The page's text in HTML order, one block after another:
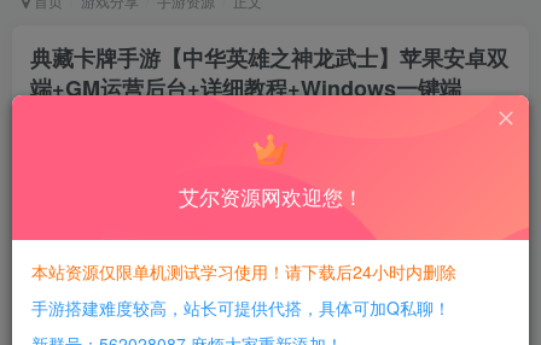
现在赞助会员享受专属折扣，详情点击此条公告。
典藏卡牌手游【中华英雄之神龙武士】苹果安卓双
端+GM运营后台+详细教程+Windows一键端
每日活跃最高可获得600积分！所有资源可以使用
积分免费兑换！
游戏介绍：
艾尔资源网欢迎您！
本站资源仅限单机测试学习使用！请下载后24小时内删除
手游搭建难度较高，站长可提供代搭，具体可加Q私聊！